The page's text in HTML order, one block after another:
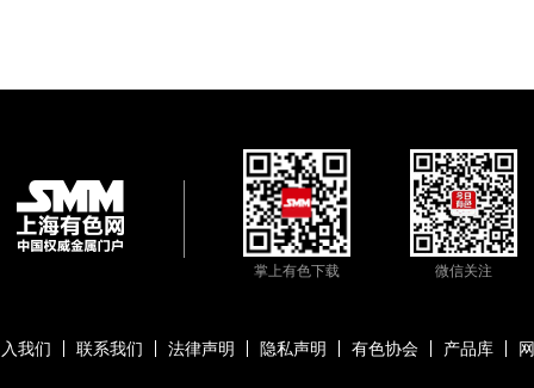
掌上有色下载 微信关注
我们 联系我们 法律声明 隐私声明 有色协会 产品库